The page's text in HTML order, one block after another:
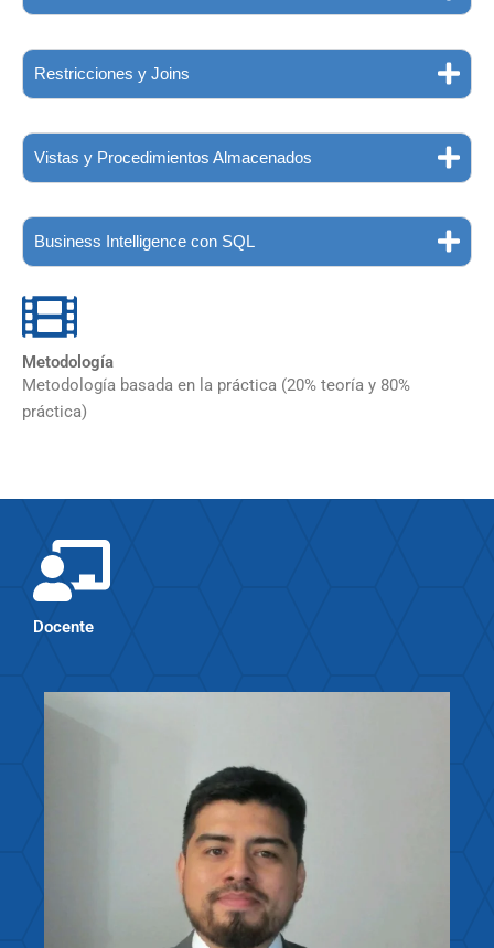
Restricciones y Joins
Vistas y Procedimientos Almacenados
Business Intelligence con SQL
Metodología
Metodología basada en la práctica (20% teoría y 80%
práctica)
Docente